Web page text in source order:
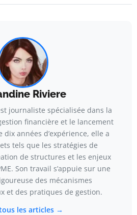
Riviere
journaliste spécialisée dans la
financière et le lancement
dix années d’expérience, elle a
tels que les stratégies de
de structures et les enjeux
Son travail s’appuie sur une
des mécanismes
et des pratiques de gestion.
les articles →